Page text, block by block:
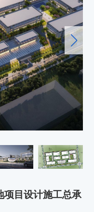
项目设计施工总承